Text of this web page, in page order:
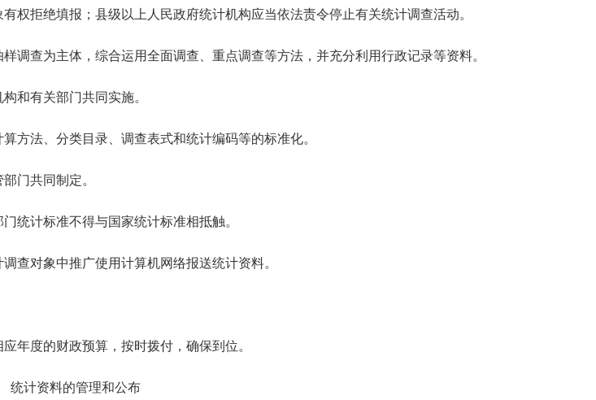
拒绝填报；县级以上人民政府统计机构应当依法责令停止有关统计调查活动。
调查为主体，综合运用全面调查、重点调查等方法，并充分利用行政记录等资料。
和有关部门共同实施。
方法、分类目录、调查表式和统计编码等的标准化。
门共同制定。
计标准不得与国家统计标准相抵触。
查对象中推广使用计算机网络报送统计资料。
度的财政预算，按时拨付，确保到位。
统计资料的管理和公布